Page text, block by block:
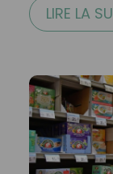
LIRE LA